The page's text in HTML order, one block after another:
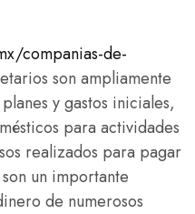
companias-de-
son ampliamente
y gastos iniciales,
para actividades
realizados para pagar
un importante
de numerosos